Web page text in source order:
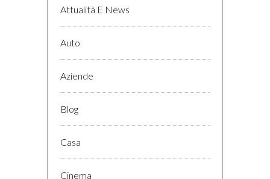
Attualità E News
Auto
Aziende
Blog
Casa
Cinema